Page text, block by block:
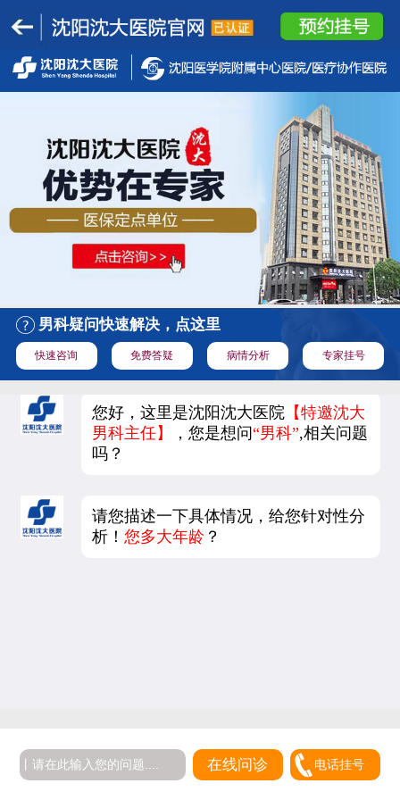
男科疑问快速解决，点这里
快速咨询 免费答疑 病情分析 专家挂号
您好，这里是沈阳沈大医院 【特邀沈大
男科主任】
，您是想问“男科”,相关问题
吗？
请您描述一下具体情况，给您针对性分
析！您多大年龄 ？
在线问诊 电话挂号